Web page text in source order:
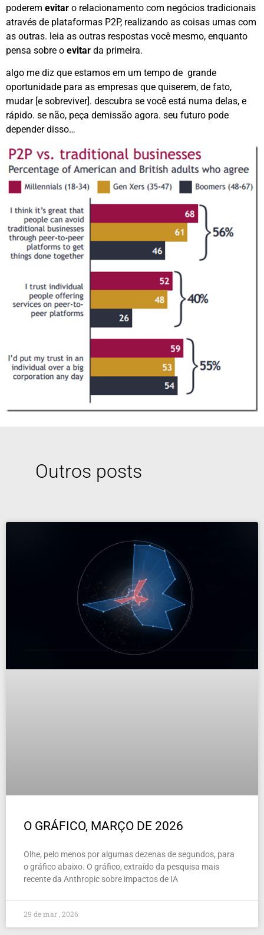
poderem evitar o relacionamento com negócios tradicionais
através de plataformas P2P, realizando as coisas umas com
as outras. leia as outras respostas você mesmo, enquanto
pensa sobre o evitar da primeira.
algo me diz que estamos em um tempo de grande
oportunidade para as empresas que quiserem, de fato,
mudar [e sobreviver]. descubra se você está numa delas, e
rápido. se não, peça demissão agora. seu futuro pode
depender disso…
Outros posts
O GRÁFICO, MARÇO DE 2026
Olhe, pelo menos por algumas dezenas de segundos, para
o gráfico abaixo. O gráfico, extraído da pesquisa mais
recente da Anthropic sobre impactos de IA
29 de mar , 2026